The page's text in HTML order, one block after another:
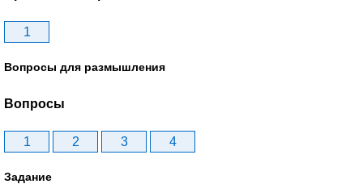
1
Вопросы для размышления
Вопросы
1 2 3 4
Задание